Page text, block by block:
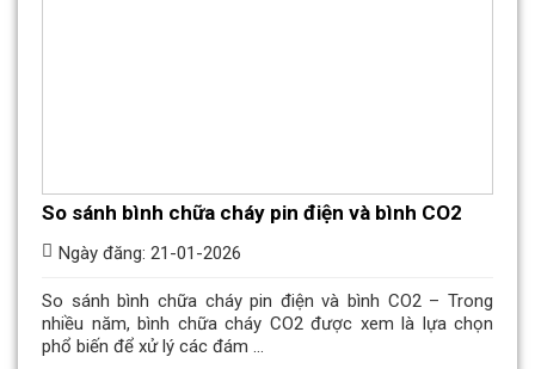
So sánh bình chữa cháy pin điện và bình CO2
Ngày đăng: 21-01-2026
So sánh bình chữa cháy pin điện và bình CO2 – Trong
nhiều năm, bình chữa cháy CO2 được xem là lựa chọn
phổ biến để xử lý các đám ...